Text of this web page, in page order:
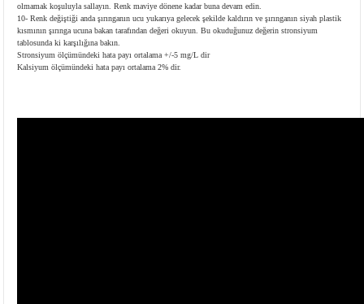
olmamak koşuluyla sallayın. Renk maviye dönene kadar buna devam edin.
10- Renk değiştiği anda şırınganın ucu yukarıya gelecek şekilde kaldırın ve şırınganın siyah plastik
kısmının şırınga ucuna bakan tarafından değeri okuyun. Bu okuduğunuz değerin stronsiyum
tablosunda ki karşılığına bakın.
Stronsiyum ölçümündeki hata payı ortalama +/-5 mg/L dir
Kalsiyum ölçümündeki hata payı ortalama 2% dir.